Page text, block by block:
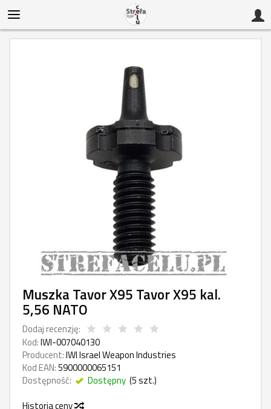
Muszka Tavor X95 Tavor X95 kal.
5,56 NATO
Dodaj recenzję:
Kod:IWI-007040130
Producent:IWI Israel Weapon Industries
Kod EAN:5900000065151
Dostępność:
Dostępny (5szt.)
Historia ceny